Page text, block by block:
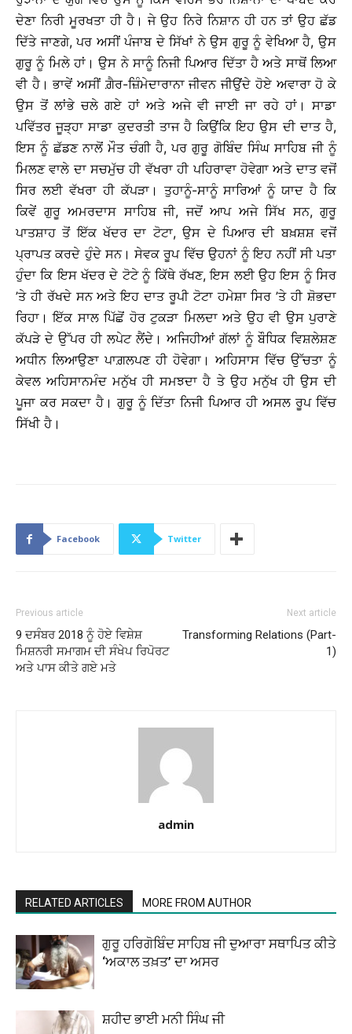
ਦੇਣਾ ਨਿਰੀ ਮੂਰਖਤਾ ਹੀ ਹੈ। ਜੇ ਉਹ ਨਿਰੇ ਨਿਸ਼ਾਨ ਹੀ ਹਨ ਤਾਂ ਉਹ ਛੱਡ
ਦਿੱਤੇ ਜਾਣਗੇ, ਪਰ ਅਸੀਂ ਪੰਜਾਬ ਦੇ ਸਿੱਖਾਂ ਨੇ ਉਸ ਗੁਰੂ ਨੂੰ ਵੇਖਿਆ ਹੈ, ਉਸ
ਗੁਰੂ ਨੂੰ ਮਿਲੇ ਹਾਂ। ਉਸ ਨੇ ਸਾਨੂੰ ਨਿਜੀ ਪਿਆਰ ਦਿੱਤਾ ਹੈ ਅਤੇ ਸਾਥੋਂ ਲਿਆ
ਵੀ ਹੈ। ਭਾਵੇਂ ਅਸੀਂ ਗ਼ੈਰ-ਜ਼ਿੰਮੇਦਾਰਾਨਾ ਜੀਵਨ ਜੀਉਂਦੇ ਹੋਏ ਅਵਾਰਾ ਹੋ ਕੇ
ਉਸ ਤੋਂ ਲਾਂਭੇ ਚਲੇ ਗਏ ਹਾਂ ਅਤੇ ਅਜੇ ਵੀ ਜਾਈ ਜਾ ਰਹੇ ਹਾਂ। ਸਾਡਾ
ਪਵਿੱਤਰ ਜੂੜ੍ਹਾ ਸਾਡਾ ਕੁਦਰਤੀ ਤਾਜ ਹੈ ਕਿਉਂਕਿ ਇਹ ਉਸ ਦੀ ਦਾਤ ਹੈ,
ਇਸ ਨੂੰ ਛੱਡਣ ਨਾਲੋਂ ਮੌਤ ਚੰਗੀ ਹੈ, ਪਰ ਗੁਰੂ ਗੋਬਿੰਦ ਸਿੰਘ ਸਾਹਿਬ ਜੀ ਨੂੰ
ਮਿਲਣ ਵਾਲੇ ਦਾ ਸਚਮੁੱਚ ਹੀ ਵੱਖਰਾ ਹੀ ਪਹਿਰਾਵਾ ਹੋਵੇਗਾ ਅਤੇ ਦਾਤ ਵਜੋਂ
ਸਿਰ ਲਈ ਵੱਖਰਾ ਹੀ ਕੱਪੜਾ। ਤੁਹਾਨੂੰ-ਸਾਨੂੰ ਸਾਰਿਆਂ ਨੂੰ ਯਾਦ ਹੈ ਕਿ
ਕਿਵੇਂ ਗੁਰੂ ਅਮਰਦਾਸ ਸਾਹਿਬ ਜੀ, ਜਦੋਂ ਆਪ ਅਜੇ ਸਿੱਖ ਸਨ, ਗੁਰੂ
ਪਾਤਸ਼ਾਹ ਤੋਂ ਇੱਕ ਖੱਦਰ ਦਾ ਟੋਟਾ, ਉਸ ਦੇ ਪਿਆਰ ਦੀ ਬਖ਼ਸ਼ਸ਼ ਵਜੋਂ
ਪ੍ਰਾਪਤ ਕਰਦੇ ਹੁੰਦੇ ਸਨ। ਸੇਵਕ ਰੂਪ ਵਿੱਚ ਉਹਨਾਂ ਨੂੰ ਇਹ ਨਹੀਂ ਸੀ ਪਤਾ
ਹੁੰਦਾ ਕਿ ਇਸ ਖੱਦਰ ਦੇ ਟੋਟੇ ਨੂੰ ਕਿੱਥੇ ਰੱਖਣ, ਇਸ ਲਈ ਉਹ ਇਸ ਨੂੰ ਸਿਰ
’ਤੇ ਹੀ ਰੱਖਦੇ ਸਨ ਅਤੇ ਇਹ ਦਾਤ ਰੂਪੀ ਟੋਟਾ ਹਮੇਸ਼ਾ ਸਿਰ ’ਤੇ ਹੀ ਸ਼ੋਭਦਾ
ਰਿਹਾ। ਇੱਕ ਸਾਲ ਪਿੱਛੋਂ ਹੋਰ ਟੁਕੜਾ ਮਿਲਦਾ ਅਤੇ ਉਹ ਵੀ ਉਸ ਪੁਰਾਣੇ
ਕੱਪੜੇ ਦੇ ਉੱਪਰ ਹੀ ਲਪੇਟ ਲੈਂਦੇ। ਅਜਿਹੀਆਂ ਗੱਲਾਂ ਨੂੰ ਬੌਧਿਕ ਵਿਸ਼ਲੇਸ਼ਣ
ਅਧੀਨ ਲਿਆਉਣਾ ਪਾਗ਼ਲਪਣ ਹੀ ਹੋਵੇਗਾ। ਅਹਿਸਾਸ ਵਿੱਚ ਉੱਚਤਾ ਨੂੰ
ਕੇਵਲ ਅਹਿਸਾਨਮੰਦ ਮਨੁੱਖ ਹੀ ਸਮਝਦਾ ਹੈ ਤੇ ਉਹ ਮਨੁੱਖ ਹੀ ਉਸ ਦੀ
ਪੂਜਾ ਕਰ ਸਕਦਾ ਹੈ। ਗੁਰੂ ਨੂੰ ਦਿੱਤਾ ਨਿਜੀ ਪਿਆਰ ਹੀ ਅਸਲ ਰੂਪ ਵਿੱਚ
ਸਿੱਖੀ ਹੈ।
Facebook Twitter
Previous article
9 ਦਸੰਬਰ 2018 ਨੂੰ ਹੋਏ ਵਿਸ਼ੇਸ਼
ਮਿਸ਼ਨਰੀ ਸਮਾਗਮ ਦੀ ਸੰਖੇਪ ਰਿਪੋਰਟ
ਅਤੇ ਪਾਸ ਕੀਤੇ ਗਏ ਮਤੇ
Next article
Transforming Relations (Part-
1)
admin
RELATED ARTICLES MORE FROM AUTHOR
ਗੁਰੂ ਹਰਿਗੋਬਿੰਦ ਸਾਹਿਬ ਜੀ ਦੁਆਰਾ ਸਥਾਪਿਤ ਕੀਤੇ
‘ਅਕਾਲ ਤਖ਼ਤ’ ਦਾ ਅਸਰ
ਸ਼ਹੀਦ ਭਾਈ ਮਨੀ ਸਿੰਘ ਜੀ